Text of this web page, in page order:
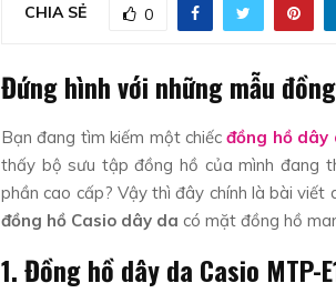
CHIA SẺ 0
Đứng hình với những mẫu
Bạn đang tìm kiếm một chiếcđồng hồ dây
thấy bộ sưu tập đồng hồ của mình đang
phần cao cấp? Vậy thì đây chính là bài viết
đồng hồ Casio dây da có mặt đồng hồ
1. Đồng hồ dây da Casio MTP-